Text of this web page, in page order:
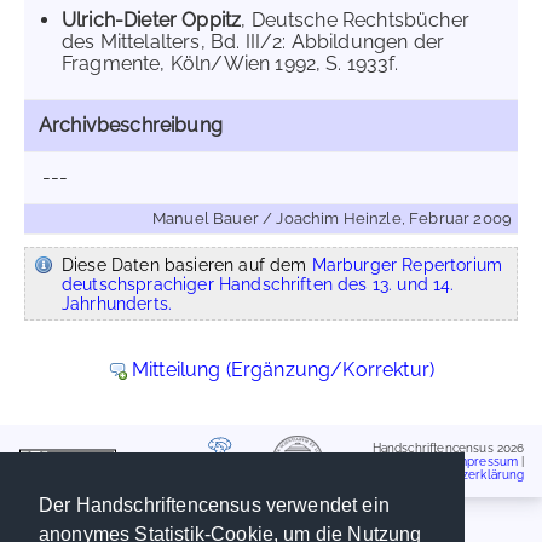
Der Handschriftencensus verwendet ein
anonymes Statistik-Cookie, um die Nutzung
Ulrich-Dieter Oppitz, Deutsche Rechtsbücher
des Mittelalters, Bd. III/2: Abbildungen der
Fragmente, Köln/Wien 1992, S. 1933f.
Archivbeschreibung
---
Manuel Bauer / Joachim Heinzle, Februar 2009
Diese Daten basieren auf dem Marburger Repertorium
deutschsprachiger Handschriften des 13. und 14.
Jahrhunderts.
Mitteilung (Ergänzung/Korrektur)
Handschriftencensus 2026
Impressum
Datenschutzerklärung